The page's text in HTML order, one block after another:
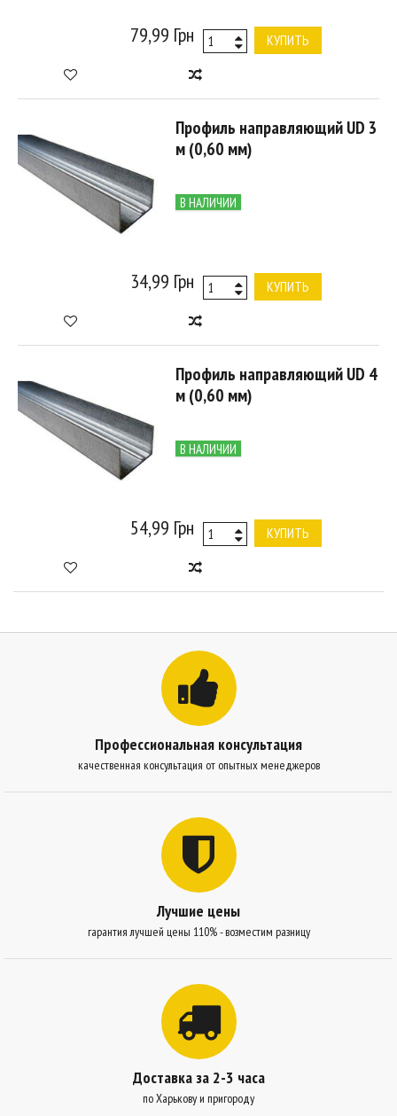
79,99 Грн КУПИТЬ
Профиль направляющий UD 3
м (0,60 мм)
В НАЛИЧИИ
34,99 Грн КУПИТЬ
Профиль направляющий UD 4
м (0,60 мм)
В НАЛИЧИИ
54,99 Грн КУПИТЬ
Профессиональная консультация
качественная консультация от опытных менеджеров
Лучшие цены
гарантия лучшей цены 110% - возместим разницу
Доставка за 2-3 часа
по Харькову и пригороду